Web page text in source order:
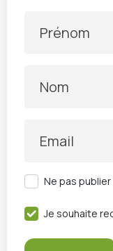
Prénom
Nom
Email
Ne pas
Je souhaite